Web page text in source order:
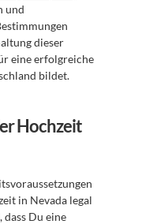
und
dieser
eine erfolgreiche
bildet.
Hochzeit
in Nevada legal
Du eine